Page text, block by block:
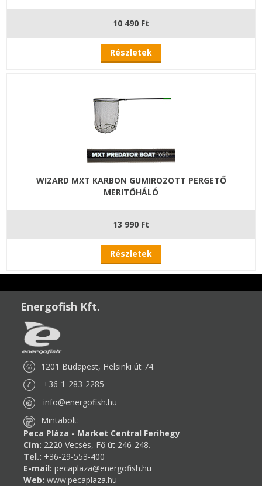
10 490 Ft
Részletek
WIZARD MXT KARBON GUMIROZOTT PERGETŐ
MERITŐHÁLÓ
13 990 Ft
Részletek
Energofish Kft.
1201 Budapest, Helsinki út 74.
+36-1-283-2285
info@energofish.hu
Mintabolt:
Peca Pláza - Market Central Ferihegy
Cím: 2220 Vecsés, Fő út 246-248.
Tel.: +36-29-553-400
E-mail: pecaplaza@energofish.hu
Web: www.pecaplaza.hu